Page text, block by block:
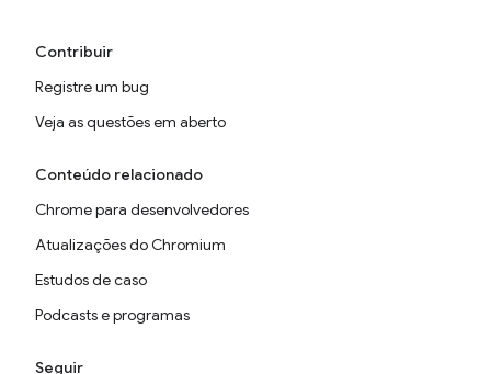
Contribuir
Registre um bug
Veja as questões em aberto
Conteúdo relacionado
Chrome para desenvolvedores
Atualizações do Chromium
Estudos de caso
Podcasts e programas
Seguir